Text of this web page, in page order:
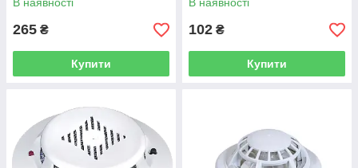
265 ₴
Купити
102 ₴
Купити